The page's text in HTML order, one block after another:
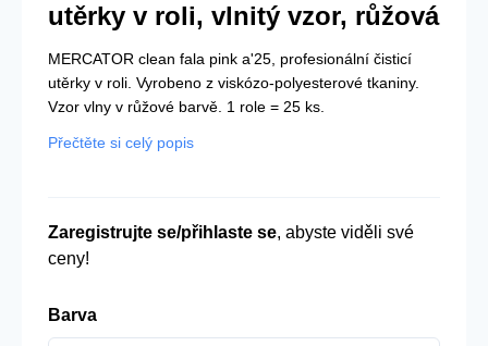
utěrky v roli, vlnitý vzor, růžová
MERCATOR clean fala pink a'25, profesionální čisticí
utěrky v roli. Vyrobeno z viskózo-polyesterové tkaniny.
Vzor vlny v růžové barvě. 1 role = 25 ks.
Přečtěte si celý popis
Zaregistrujte se/přihlaste se, abyste viděli své
ceny!
Barva